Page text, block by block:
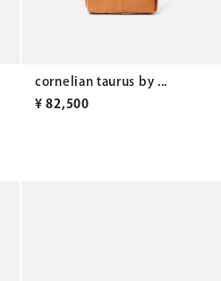
cornelian taurus by ...
¥ 82,500